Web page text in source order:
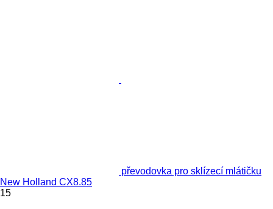
převodovka pro sklízecí mlátičku
New Holland CX8.85
15